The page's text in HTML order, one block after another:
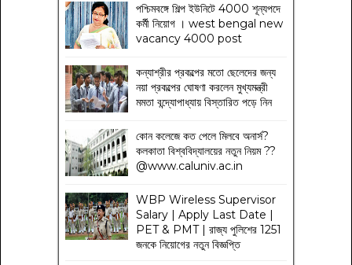
পশ্চিমবঙ্গে শিল্প ইউনিটে 4000 শূন্যপদে
কর্মী নিয়োগ । west bengal new
vacancy 4000 post
কন্যাশ্রীর প্রকল্পের মতো ছেলেদের জন্য
নয়া প্রকল্পের ঘোষণা করলেন মুখ্যমন্ত্রী
মমতা বন্দ্যোপাধ্যায় বিস্তারিত পড়ে নিন
কোন কলেজে কত পেলে মিলবে অনার্স?
কলকাতা বিশ্ববিদ্যালয়ের নতুন নিয়ম??
@www.caluniv.ac.in
WBP Wireless Supervisor
Salary | Apply Last Date |
PET & PMT | রাজ্য পুলিশের 1251
জনকে নিয়োগের নতুন বিজ্ঞপ্তি